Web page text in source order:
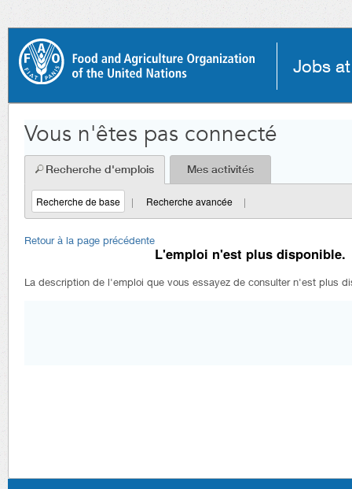
Jobs
Vous n'êtes pas connecté
Recherche d'emplois Mes activités
Recherche de base | Recherche avancée |
Retour à la page précédente
L'emploi n'est plus disponible.
La description de l'emploi que vous essayez de consulter n'est plus